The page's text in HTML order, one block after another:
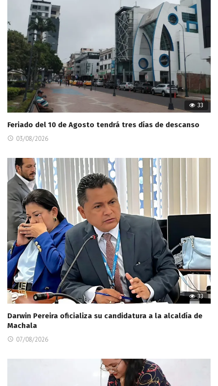
33
Feriado del 10 de Agosto tendrá tres días de descanso
03/08/2026
33
Darwin Pereira oficializa su candidatura a la alcaldía de
Machala
07/08/2026